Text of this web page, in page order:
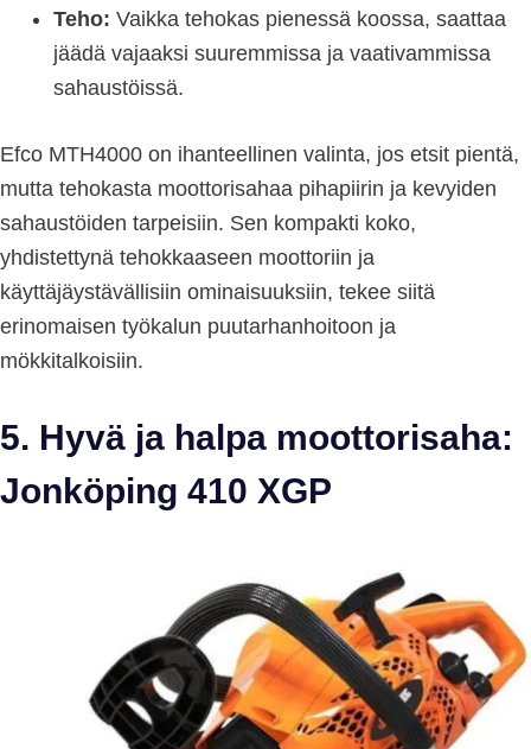
Teho: Vaikka tehokas pienessä koossa, saattaa
jäädä vajaaksi suuremmissa ja vaativammissa
sahaustöissä.
Efco MTH4000 on ihanteellinen valinta, jos etsit pientä,
mutta tehokasta moottorisahaa pihapiirin ja kevyiden
sahaustöiden tarpeisiin. Sen kompakti koko,
yhdistettynä tehokkaaseen moottoriin ja
käyttäjäystävällisiin ominaisuuksiin, tekee siitä
erinomaisen työkalun puutarhanhoitoon ja
mökkitalkoisiin.
5. Hyvä ja halpa moottorisaha:
Jonköping 410 XGP